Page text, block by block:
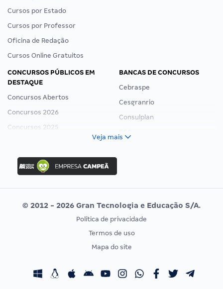
Cursos por Estado
Cursos por Professor
Oficina de Redação
Cursos Online Gratuitos
CONCURSOS PÚBLICOS EM
DESTAQUE
Concursos Abertos
Concursos 2026
Concursos 2025
Concurso Ibama
Concurso MPU
Editais publicados
BANCAS DE CONCURSOS
Cebraspe
Cesgranrio
Consulplan
Vunesp
CONCURSOS POR PROFISSÃO
Concursos Fiscais
EXAME DE ORDEM
Calendário OAB
Veja mais
© 2012 - 2026 Gran Tecnologia e Educação S/A.
Política de privacidade
Termos de uso
Mapa do site